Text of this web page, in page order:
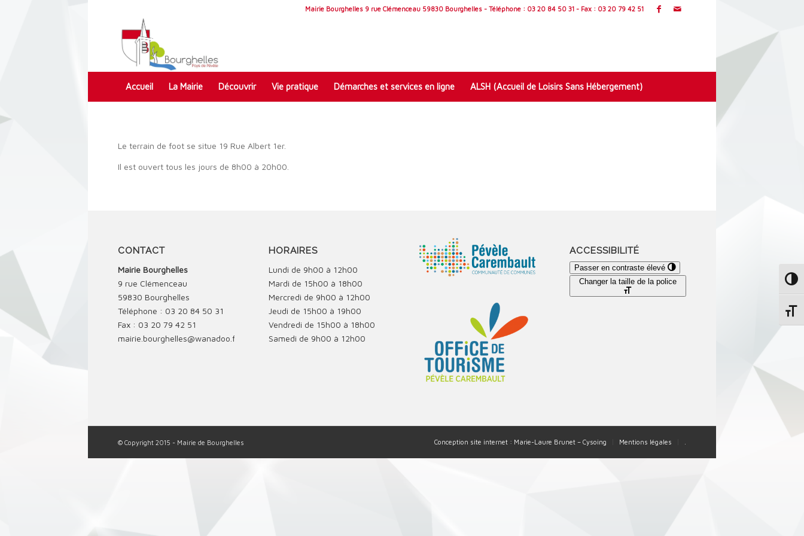
Mairie Bourghelles 9 rue Clémenceau 59830 Bourghelles - Téléphone : 03 20 84 50 31 - Fax : 03 20 79 42 51
Accueil La Mairie Découvrir Vie pratique Démarches et services en ligne ALSH (Accueil de Loisirs Sans Hébergement)
Le terrain de foot se situe 19 Rue Albert 1er.
Il est ouvert tous les jours de 8h00 à 20h00.
CONTACT
Mairie Bourghelles
9 rue Clémenceau
59830 Bourghelles
Téléphone : 03 20 84 50 31
Fax : 03 20 79 42 51
mairie.bourghelles@wanadoo.fr
HORAIRES
Lundi de 9h00 à 12h00
Mardi de 15h00 à 18h00
Mercredi de 9h00 à 12h00
Jeudi de 15h00 à 19h00
Vendredi de 15h00 à 18h00
Samedi de 9h00 à 12h00
ACCESSIBILITÉ
Passer en contraste élevé
Changer la taille de la police
© Copyright 2015 - Mairie de Bourghelles Conception site internet : Marie-Laure Brunet – Cysoing Mentions légales